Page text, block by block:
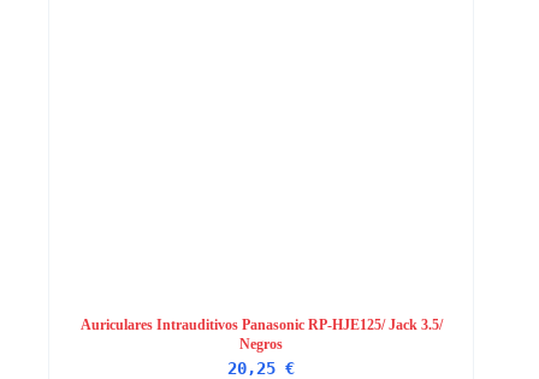
Auriculares Intrauditivos Panasonic RP-HJE125/ Jack 3.5/
Negros
20,25€